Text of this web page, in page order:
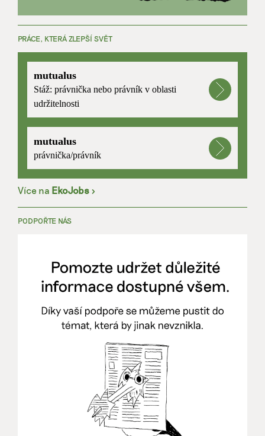
PRÁCE, KTERÁ ZLEPŠÍ SVĚT
mutualus
Stáž: právnička nebo právník v oblasti
udržitelnosti
mutualus
právnička/právník
Více na EkoJobs >
PODPOŘTE NÁS